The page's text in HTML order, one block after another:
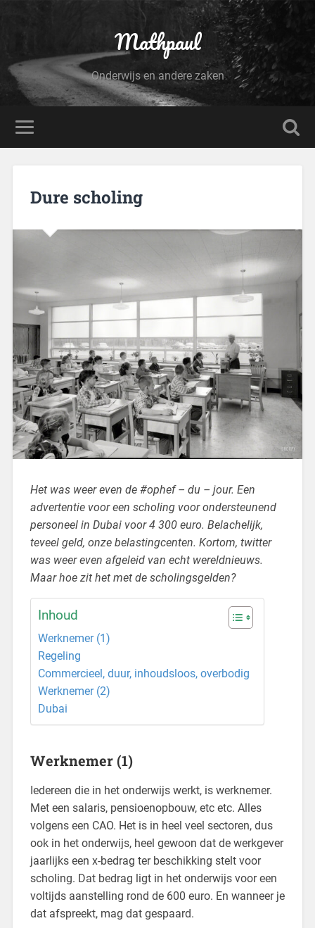
Mathpaul
Onderwijs en andere zaken
Dure scholing
Het was weer even de #ophef – du – jour. Een
advertentie voor een scholing voor ondersteunend
personeel in Dubai voor 4 300 euro. Belachelijk,
teveel geld, onze belastingcenten. Kortom, twitter
was weer even afgeleid van echt wereldnieuws.
Maar hoe zit het met de scholingsgelden?
Inhoud
Werknemer (1)
Regeling
Commercieel, duur, inhoudsloos, overbodig
Werknemer (2)
Dubai
Werknemer (1)
Iedereen die in het onderwijs werkt, is werknemer.
Met een salaris, pensioenopbouw, etc etc. Alles
volgens een CAO. Het is in heel veel sectoren, dus
ook in het onderwijs, heel gewoon dat de werkgever
jaarlijks een x-bedrag ter beschikking stelt voor
scholing. Dat bedrag ligt in het onderwijs voor een
voltijds aanstelling rond de 600 euro. En wanneer je
dat afspreekt, mag dat gespaard.